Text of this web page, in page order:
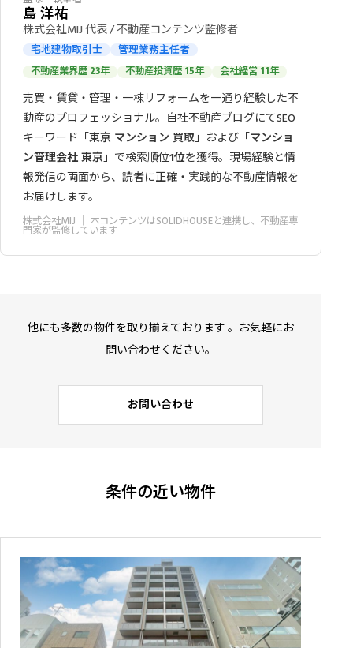
島 洋祐
株式会社MIJ 代表 / 不動産コンテンツ監修者
宅地建物取引士 管理業務主任者
不動産業界歴 23年 不動産投資歴 15年 会社経営 11年
売買・賃貸・管理・一棟リフォームを一通り経験した不
動産のプロフェッショナル。自社不動産ブログにてSEO
キーワード「東京 マンション 買取」および「マンショ
ン管理会社 東京」で検索順位1位を獲得。現場経験と情
報発信の両面から、読者に正確・実践的な不動産情報を
お届けします。
株式会社MIJ ｜ 本コンテンツはSOLIDHOUSEと連携し、不動産専
門家が監修しています
他にも多数の物件を取り揃えております 。お気軽にお
問い合わせください。
お問い合わせ
条件の近い物件